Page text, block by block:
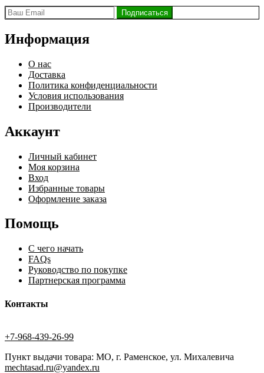
Информация
О нас
Доставка
Политика конфиденциальности
Условия использования
Производители
Аккаунт
Личный кабинет
Моя корзина
Вход
Избранные товары
Оформление заказа
Помощь
С чего начать
FAQs
Руководство по покупке
Партнерская программа
Контакты
+7-968-439-26-99
Пункт выдачи товара: МО, г. Раменское, ул. Михалевича
mechtasad.ru@yandex.ru